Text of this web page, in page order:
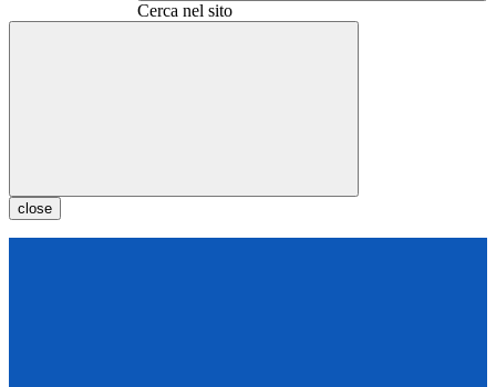
Cerca nel sito
close